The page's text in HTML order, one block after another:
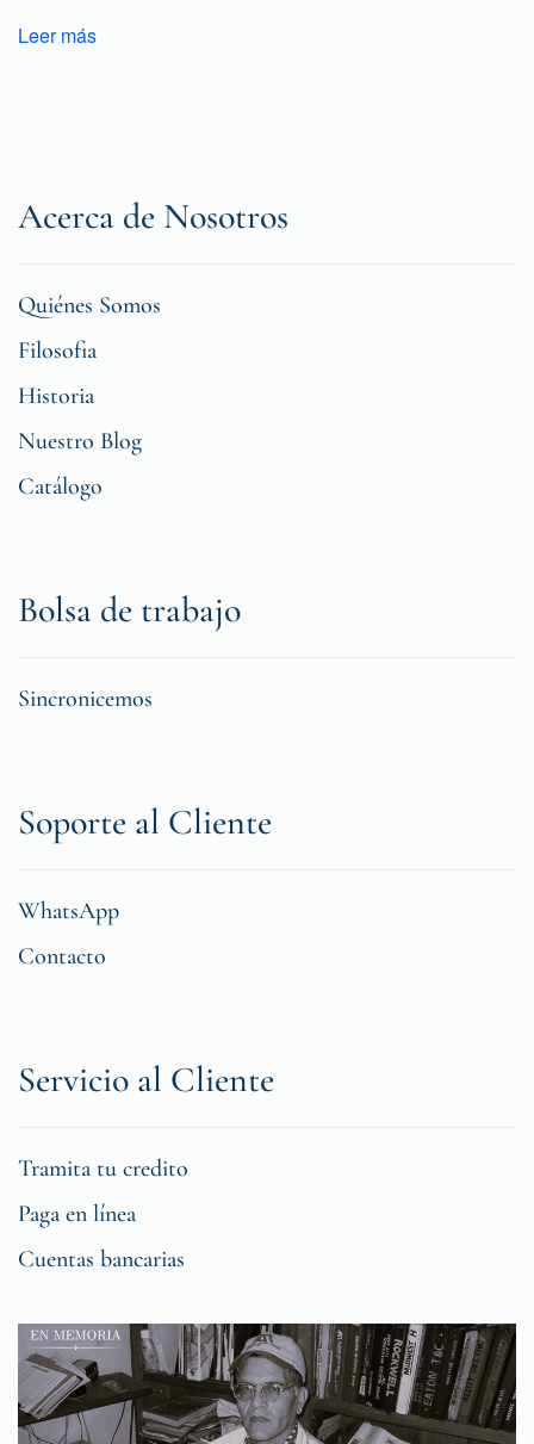
Leer más
Acerca de Nosotros
Quiénes Somos
Filosofia
Historia
Nuestro Blog
Catálogo
Bolsa de trabajo
Sincronicemos
Soporte al Cliente
WhatsApp
Contacto
Servicio al Cliente
Tramita tu credito
Paga en línea
Cuentas bancarias